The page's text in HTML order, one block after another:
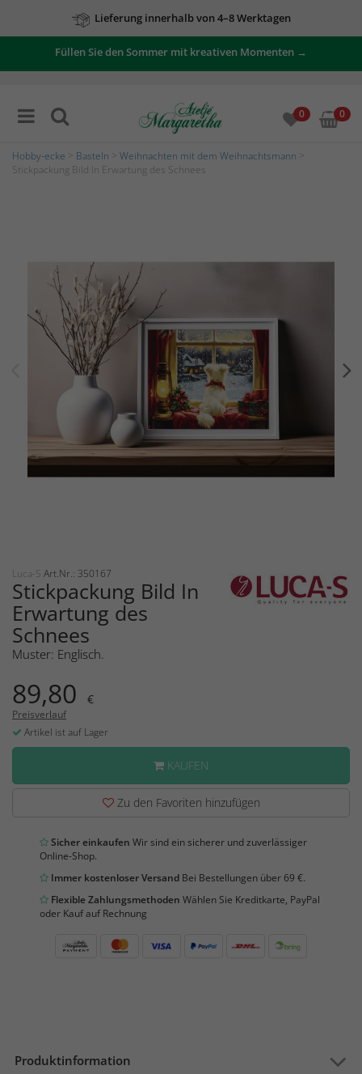
Lieferung innerhalb von 4–8 Werktagen
Füllen Sie den Sommer mit kreativen Momenten →
0 0
Hobby-ecke Basteln Weihnachten mit dem Weihnachtsmann
Stickpackung Bild In Erwartung des Schnees
Luca-S Art.Nr.: 350167
Stickpackung Bild In
Erwartung des
Schnees
Muster: Englisch.
89,80 €
Preisverlauf
Artikel ist auf Lager
KAUFEN
Zu den Favoriten hinzufügen
Sicher einkaufen Wir sind ein sicherer und zuverlässiger
Online-Shop.
Immer kostenloser Versand Bei Bestellungen über 69 €.
Flexible Zahlungsmethoden Wählen Sie Kreditkarte, PayPal
oder Kauf auf Rechnung
Produktinformation